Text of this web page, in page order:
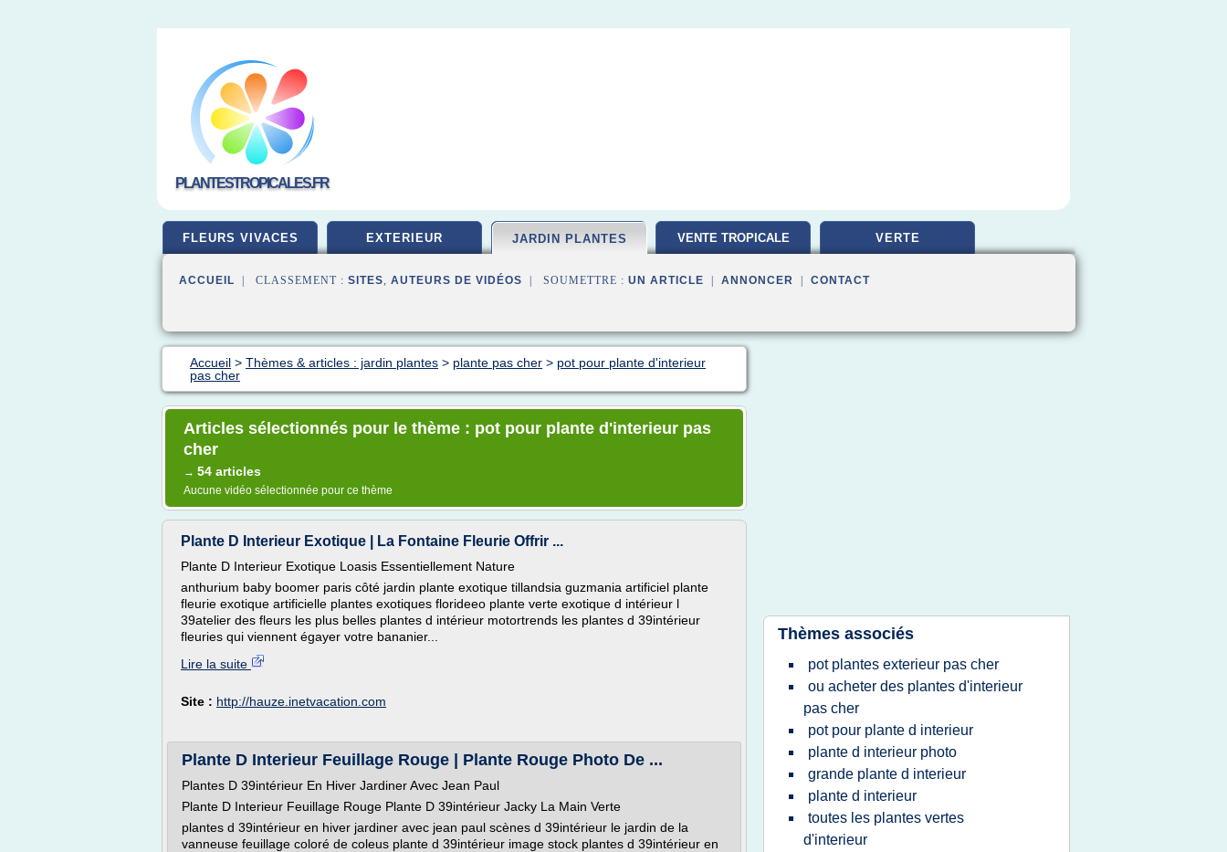
PLANTESTROPICALES.FR
FLEURS VIVACES EXTERIEUR JARDIN PLANTES VENTE TROPICALE VERTE
ACCUEIL | CLASSEMENT : SITES, AUTEURS DE VIDÉOS | SOUMETTRE : UN ARTICLE ANNONCER CONTACT
Accueil > Thèmes & articles : jardin plantes > plante pas cher > pot pour plante d'interieur
pas cher
Articles sélectionnés pour le thème : pot pour plante d'interieur pas
cher
→ 54 articles
Aucune vidéo sélectionnée pour ce thème
Plante D Interieur Exotique | La Fontaine Fleurie Offrir ...
Plante D Interieur Exotique Loasis Essentiellement Nature
anthurium baby boomer paris côté jardin plante exotique tillandsia guzmania artificiel plante
fleurie exotique artificielle plantes exotiques florideeo plante verte exotique d intérieur l
39atelier des fleurs les plus belles plantes d intérieur motortrends les plantes d 39intérieur
fleuries qui viennent égayer votre bananier...
Lire la suite
Site : http://hauze.inetvacation.com
Plante D Interieur Feuillage Rouge | Plante Rouge Photo De ...
Plantes D 39intérieur En Hiver Jardiner Avec Jean Paul
Plante D Interieur Feuillage Rouge Plante D 39intérieur Jacky La Main Verte
plantes d 39intérieur en hiver jardiner avec jean paul scènes d 39intérieur le jardin de la
vanneuse feuillage coloré de coleus plante d 39intérieur image stock plantes d 39intérieur en
Thèmes associés
pot plantes exterieur pas cher
ou acheter des plantes d'interieur
pas cher
pot pour plante d interieur
plante d interieur photo
grande plante d interieur
plante d interieur
toutes les plantes vertes
d'interieur